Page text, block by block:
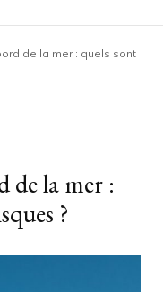
de la mer : quels sont
de la mer :
?